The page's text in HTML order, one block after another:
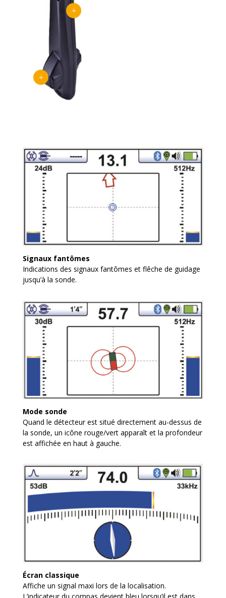
L
L
Signaux fantômes
Indications des signaux fantômes et flêche de guidage
jusqu’à la sonde.
Mode sonde
Quand le détecteur est situé directement au-dessus de
la sonde, un icône rouge/vert apparaît et la profondeur
est affichée en haut à gauche.
Écran classique
Affiche un signal maxi lors de la localisation.
L’indicateur du compas devient bleu lorsqu’il est dans